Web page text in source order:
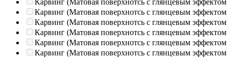
Карвинг (Матовая поверхнотсь с глянцевым эффектом
Карвинг (Матовая поверхнотсь с глянцевым эффектом
Карвинг (Матовая поверхнотсь с глянцевым эффектом
Карвинг (Матовая поверхнотсь с глянцевым эффектом
Карвинг (Матовая поверхнотсь с глянцевым эффектом
Карвинг (Матовая поверхнотсь с глянцевым эффектом